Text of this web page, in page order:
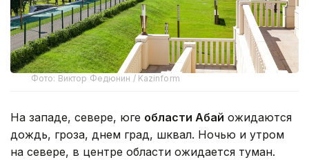
Фото: Виктор Федюнин / Kazinform
На западе, севере, юге области Абай ожидаются
дождь, гроза, днем град, шквал. Ночью и утром
на севере, в центре области ожидается туман.